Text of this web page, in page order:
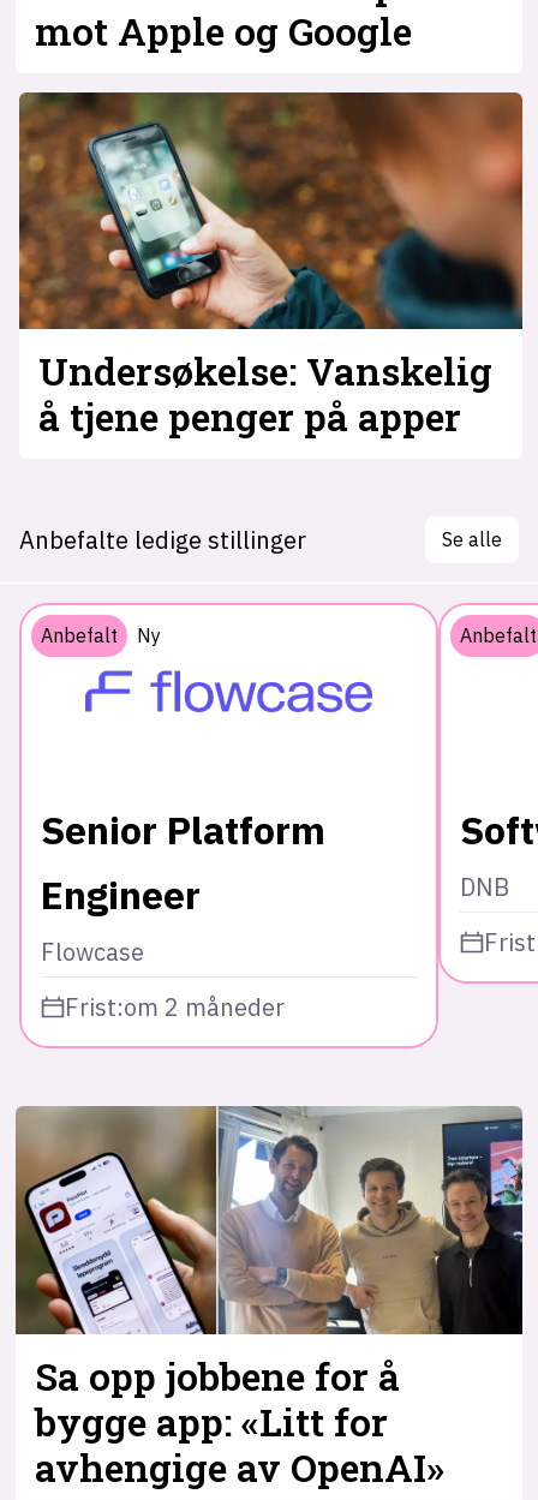
mot Apple og Google
Undersøkelse: Vanskelig
å tjene penger på apper
Anbefalte ledige stillinger Se alle
Anbefalt Ny
Senior Platform
Engineer
Flowcase
Frist:om 2 måneder
Anbefalt
DNB
Sa opp jobbene for å
bygge app: «Litt for
avhengige av OpenAI»